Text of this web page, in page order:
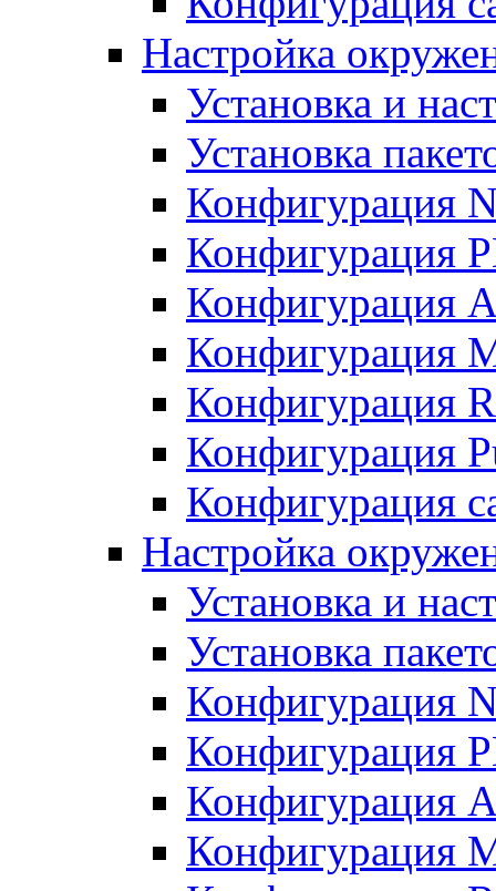
Настройка
Установка и
Установка
Конфигурация
Конфигурация
Конфигурация
Конфигурация
Конфигурация
Конфигурация
Конфигурация
Настройка
Установка и
Установка
Конфигурация
Конфигурация
Конфигурация
Конфигурация